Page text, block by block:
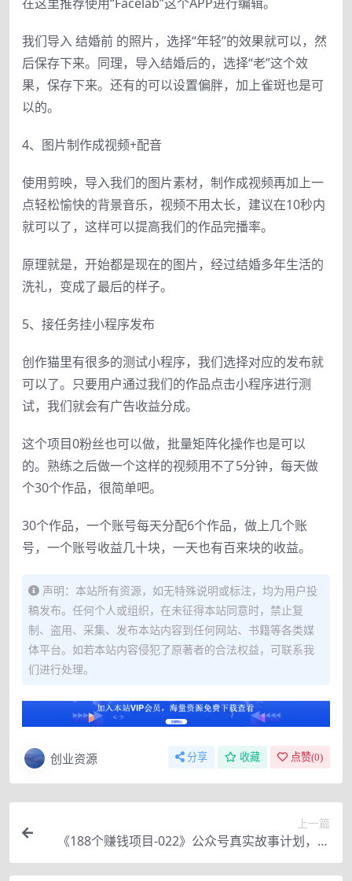
在这里推荐使用“Facelab”这个APP进行编辑。
我们导入 结婚前 的照片，选择“年轻”的效果就可以，然
后保存下来。同理，导入结婚后的，选择“老”这个效
果，保存下来。还有的可以设置偏胖，加上雀斑也是可
以的。
4、图片制作成视频+配音
使用剪映，导入我们的图片素材，制作成视频再加上一
点轻松愉快的背景音乐，视频不用太长，建议在10秒内
就可以了，这样可以提高我们的作品完播率。
原理就是，开始都是现在的图片，经过结婚多年生活的
洗礼，变成了最后的样子。
5、接任务挂小程序发布
创作猫里有很多的测试小程序，我们选择对应的发布就
可以了。只要用户通过我们的作品点击小程序进行测
试，我们就会有广告收益分成。
这个项目0粉丝也可以做，批量矩阵化操作也是可以
的。熟练之后做一个这样的视频用不了5分钟，每天做
个30个作品，很简单吧。
30个作品，一个账号每天分配6个作品，做上几个账
号，一个账号收益几十块，一天也有百来块的收益。
声明：本站所有资源，如无特殊说明或标注，均为用户投
稿发布。任何个人或组织，在未征得本站同意时，禁止复
制、盗用、采集、发布本站内容到任何网站、书籍等各类媒
体平台。如若本站内容侵犯了原著者的合法权益，可联系我
们进行处理。
创业资源 分享 收藏 点赞(0)
上一篇
《188个赚钱项目-022》公众号真实故事计划，投
稿稳定收益1800+